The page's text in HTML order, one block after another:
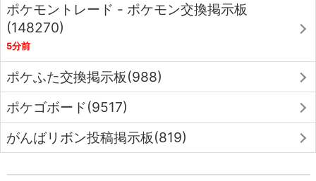
ポケモントレード - ポケモン交換掲示板
(148270)
5分前
ポケふた交換掲示板(988)
ポケゴボード(9517)
がんばリボン投稿掲示板(819)